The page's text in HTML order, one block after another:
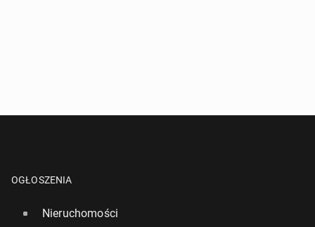
OGŁOSZENIA
Nieruchomości